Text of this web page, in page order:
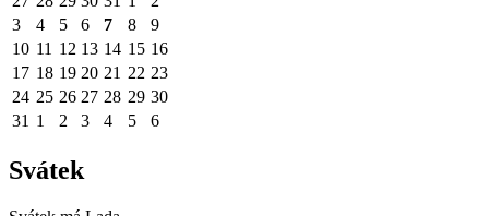
3
4 5 6 7 8
9
10 11 12 13 14 15 16
17 18 19 20 21 22 23
24 25 26 27 28 29 30
31 1 2 3 4 5 6
Svátek